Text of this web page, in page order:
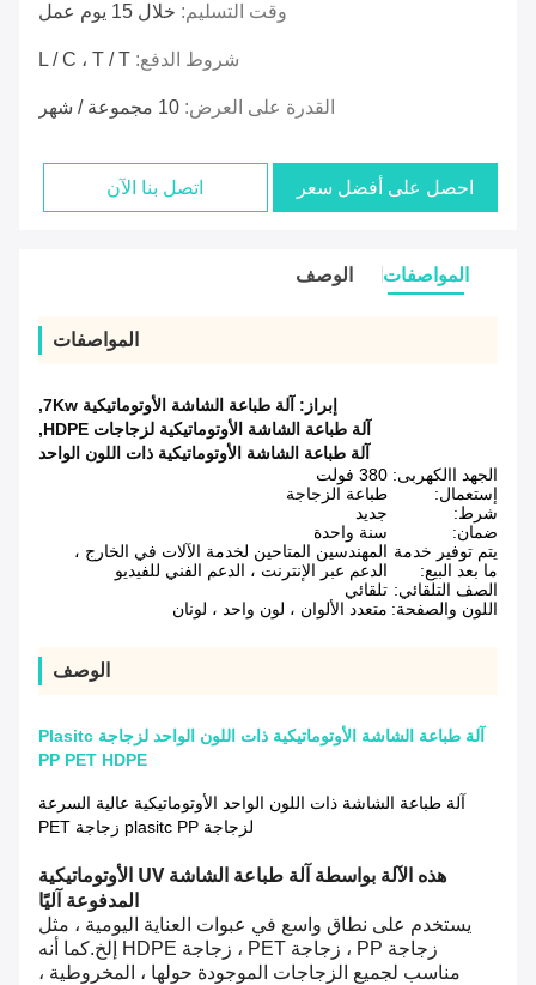
وقت التسليم: خلال 15 يوم عمل
شروط الدفع: L / C ، T / T
القدرة على العرض: 10 مجموعة / شهر
احصل على أفضل سعر اتصل بنا الآن
المواصفات الوصف
المواصفات
إبراز: آلة طباعة الشاشة الأوتوماتيكية 7Kw
,
آلة طباعة الشاشة الأوتوماتيكية لزجاجات HDPE
,
آلة طباعة الشاشة الأوتوماتيكية ذات اللون الواحد
الجهد االكهربى: 380 فولت
إستعمال:
طباعة الزجاجة
شرط:
جديد
ضمان:
سنة واحدة
يتم توفير خدمة
ما بعد البيع:
المهندسين المتاحين لخدمة الآلات في الخارج ،
الدعم عبر الإنترنت ، الدعم الفني للفيديو
الصف التلقائي: تلقائي
اللون والصفحة: متعدد الألوان ، لون واحد ، لونان
الوصف
آلة طباعة الشاشة الأوتوماتيكية ذات اللون الواحد لزجاجة Plasitc
PP PET HDPE
آلة طباعة الشاشة ذات اللون الواحد الأوتوماتيكية عالية السرعة
لزجاجة plasitc PP زجاجة PET
هذه الآلة بواسطة آلة طباعة الشاشة UV الأوتوماتيكية
المدفوعة آليًا
يستخدم على نطاق واسع في عبوات العناية اليومية ، مثل
زجاجة PP ، زجاجة PET ، زجاجة HDPE إلخ.
كما أنه
مناسب لجميع الزجاجات الموجودة حولها ، المخروطية ،